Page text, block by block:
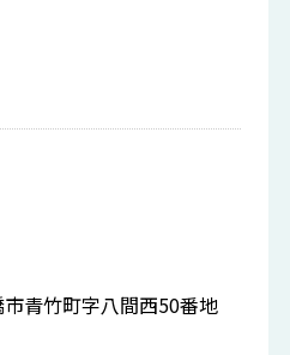
青竹町字八間西50番地